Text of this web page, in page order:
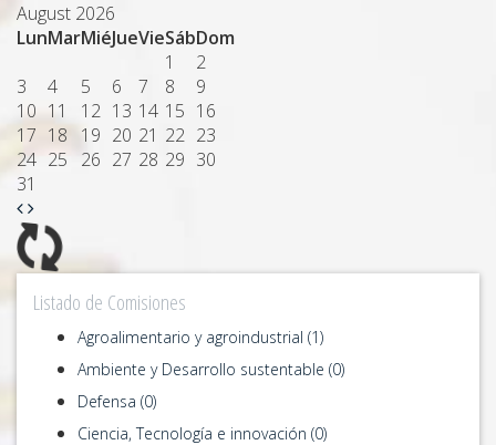
August 2026
LunMarMiéJueVieSábDom
1
2
3
4 5 6 7 8
9
10 11 12 13 14 15 16
17 18 19 20 21 22 23
24 25 26 27 28 29 30
31
Listado de Comisiones
Agroalimentario y agroindustrial (1)
Ambiente y Desarrollo sustentable (0)
Defensa (0)
Ciencia, Tecnología e innovación (0)